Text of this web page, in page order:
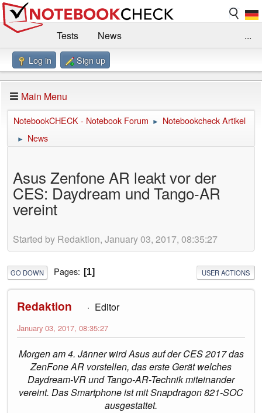
Tests
News
Benchmarks / Technik
Forum
Impressum
...
Log in Sign up
Main Menu
NotebookCHECK - Notebook Forum ► Notebookcheck Artikel
► News
Asus Zenfone AR leakt vor der
CES: Daydream und Tango-AR
vereint
Started by Redaktion, January 03, 2017, 08:35:27
GO DOWN Pages 1 USER ACTIONS
Redaktion Editor
January 03, 2017, 08:35:27
Morgen am 4. Jänner wird Asus auf der CES 2017 das
ZenFone AR vorstellen, das erste Gerät welches
Daydream-VR und Tango-AR-Technik miteinander
vereint. Das Smartphone ist mit Snapdragon 821-SOC
ausgestattet.